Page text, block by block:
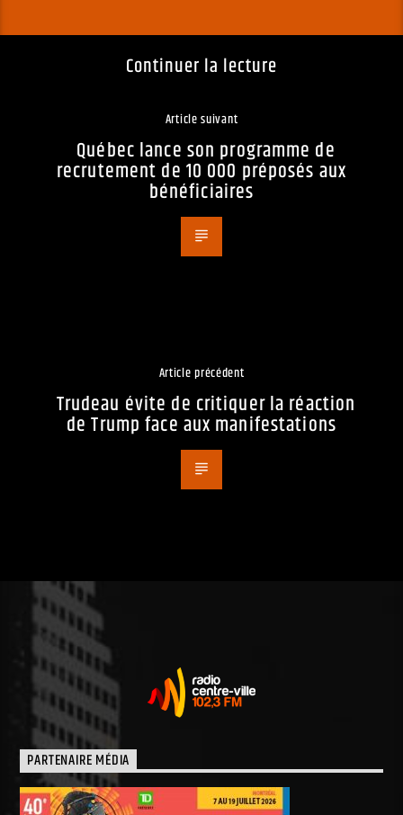
Continuer la lecture
Article suivant
Québec lance son programme de
recrutement de 10 000 préposés aux
bénéficiaires
Article précédent
Trudeau évite de critiquer la réaction
de Trump face aux manifestations
PARTENAIRE MÉDIA